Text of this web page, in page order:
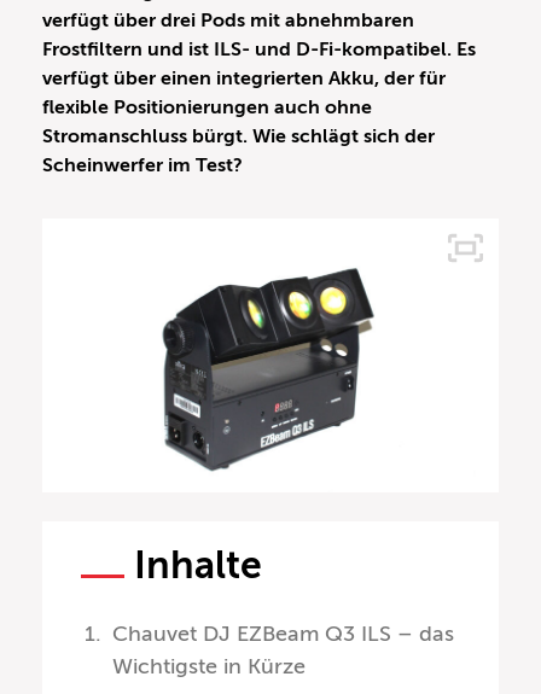
verfügt über drei Pods mit abnehmbaren
Frostfiltern und ist ILS- und D-Fi-kompatibel. Es
verfügt über einen integrierten Akku, der für
flexible Positionierungen auch ohne
Stromanschluss bürgt. Wie schlägt sich der
Scheinwerfer im Test?
Inhalte
Chauvet DJ EZBeam Q3 ILS – das
Wichtigste in Kürze